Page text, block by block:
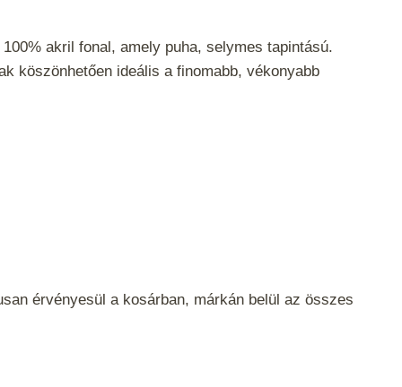
akril fonal, amely puha, selymes tapintású.
köszönhetően ideális a finomabb, vékonyabb
érvényesül a kosárban, márkán belül az összes